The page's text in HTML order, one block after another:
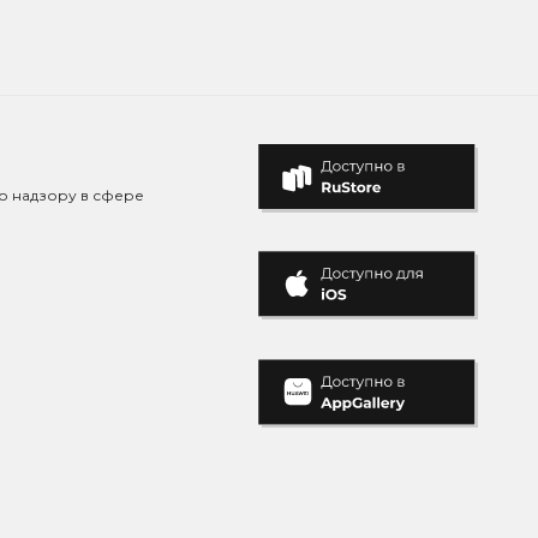
надзору в сфере